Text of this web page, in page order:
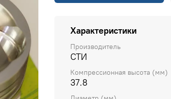
Характеристики
Производитель
СТИ
Компрессионная высота (мм)
37.8